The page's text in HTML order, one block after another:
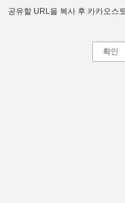
공유할 URL을 복사 후 카카오스
확인